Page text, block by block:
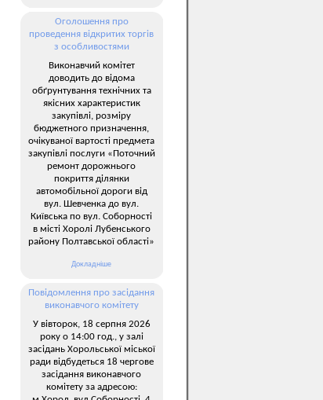
Оголошення про
проведення відкритих торгів
з особливостями
Виконавчий комітет
доводить до відома
обґрунтування технічних та
якісних характеристик
закупівлі, розміру
бюджетного призначення,
очікуваної вартості предмета
закупівлі послуги «Поточний
ремонт дорожнього
покриття ділянки
автомобільної дороги від
вул. Шевченка до вул.
Київська по вул. Соборності
в місті Хоролі Лубенського
району Полтавської області»
Докладніше
Повідомлення про засідання
виконавчого комітету
У вівторок, 18 серпня 2026
року о 14:00 год., у залі
засідань Хорольської міської
ради відбудеться 18 чергове
засідання виконавчого
комітету за адресою: